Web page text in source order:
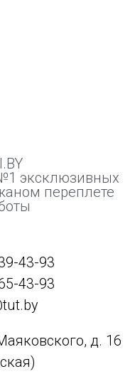
эксклюзивных
переплете
43-93
43-93
д. 16